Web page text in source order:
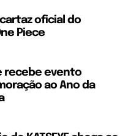
oficial do
Piece
recebe evento
ao Ano da